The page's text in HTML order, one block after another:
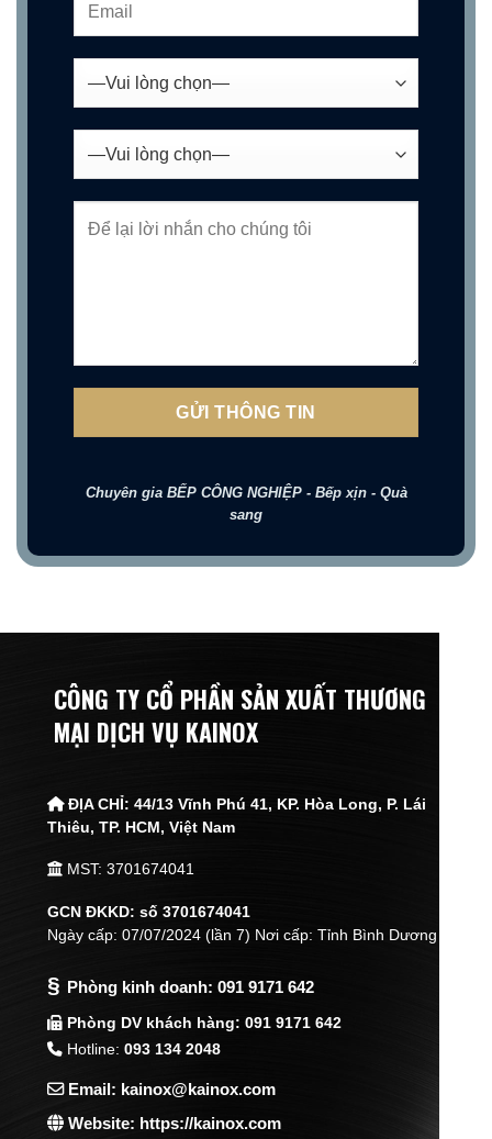
Chuyên gia BẾP CÔNG NGHIỆP - Bếp xịn - Quà
sang
CÔNG TY CỔ PHẦN SẢN XUẤT THƯƠNG
MẠI DỊCH VỤ KAINOX
ĐỊA CHỈ:44/13 Vĩnh Phú 41, KP. Hòa Long, P. Lái
Thiêu,TP. HCM, Việt Nam
MST: 3701674041
GCN ĐKKD: số 3701674041
Ngày cấp: 07/07/2024 (lần 7) Nơi cấp: Tỉnh Bình Dương
§ Phòng kinh doanh: 091 9171 642
Phòng DV khách hàng: 091 9171 642
Hotline:093 134 2048
Email: kainox@kainox.com
Website: https://kainox.com